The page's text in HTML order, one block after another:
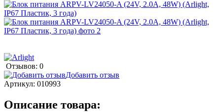
Отзывов: 0
Добавить отзыв
Артикул: 010993
Описание товара: